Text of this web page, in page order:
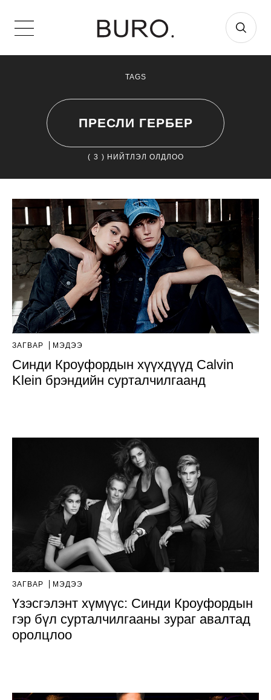
TAGS
ПРЕСЛИ ГЕРБЕР
( 3 ) НИЙТЛЭЛ ОЛДЛОО
ЗАГВАР МЭДЭЭ
Синди Кроуфордын хүүхдүүд Calvin
Klein брэндийн сурталчилгаанд
ЗАГВАР МЭДЭЭ
Үзэсгэлэнт хүмүүс: Синди Кроуфордын
гэр бүл сурталчилгааны зураг авалтад
оролцлоо